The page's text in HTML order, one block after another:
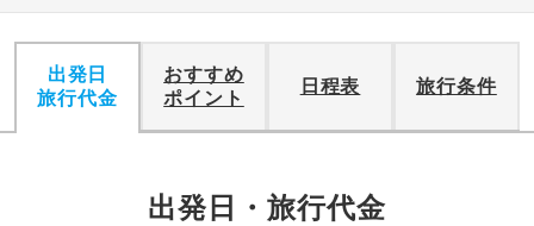
出発日
旅行代金
おすすめ
ポイント
日程表 旅行条件
出発日・旅行代金